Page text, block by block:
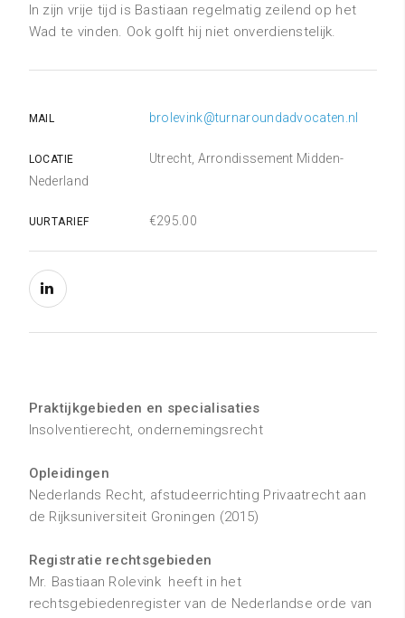
In zijn vrije tijd is Bastiaan regelmatig zeilend op het
Wad te vinden. Ook golft hij niet onverdienstelijk.
MAIL brolevink@turnaroundadvocaten.nl
LOCATIE
Utrecht, Arrondissement Midden-
Nederland
UURTARIEF €295.00
Praktijkgebieden en specialisaties
Insolventierecht, ondernemingsrecht
Opleidingen
Nederlands Recht, afstudeerrichting Privaatrecht aan
de Rijksuniversiteit Groningen (2015)
Registratie rechtsgebieden
Mr. Bastiaan Rolevink heeft in het
rechtsgebiedenregister van de Nederlandse orde van